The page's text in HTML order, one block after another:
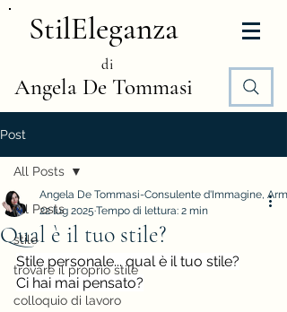
StilEleganza
di
Angela De Tommasi
Post
All Posts
stile
trovare il proprio stile
colloquio di lavoro
All Posts
Qual è il tuo stile?
Angela De Tommasi-Consulente d'Immagine,
22 lug 2025 Tempo di lettura: 2 min
Stile personale... qual è il tuo stile?
Ci hai mai pensato?